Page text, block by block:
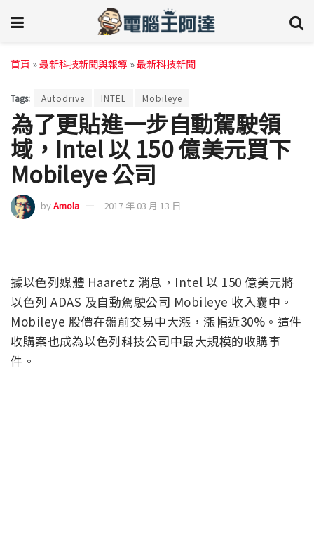
首頁 »最新科技新聞與報導 »最新科技新聞
Tags: Autodrive INTEL Mobileye
為了更貼進一步自動駕駛領
域，Intel 以 150 億美元買下
Mobileye 公司
byAmola 2017 年 03 月 13 日
據以色列媒體 Haaretz 消息，Intel 以 150 億美元將
以色列 ADAS 及自動駕駛公司 Mobileye 收入囊中。
Mobileye 股價在盤前交易中大漲，漲幅近30%。這件
收購案也成為以色列科技公司中最大規模的收購事
件。